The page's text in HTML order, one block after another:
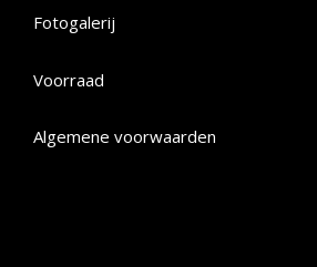
Fotogalerij
Voorraad
Algemene voorwaarden